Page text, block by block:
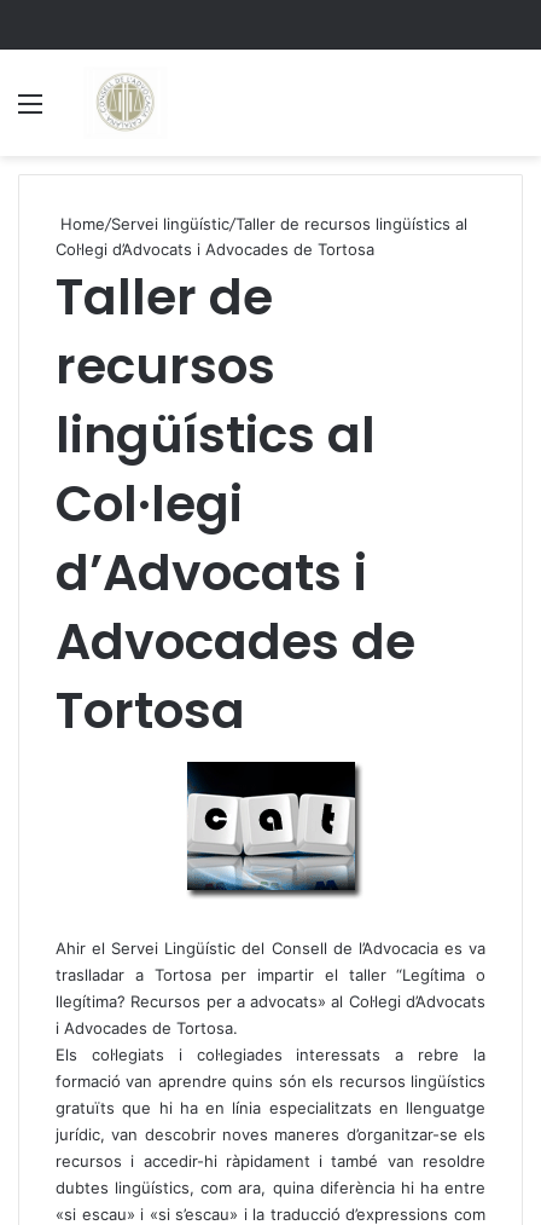
Home/Servei lingüístic/Taller de recursos lingüístics al
Col·legi d’Advocats i Advocades de Tortosa
Taller de
recursos
lingüístics al
Col·legi
d’Advocats i
Advocades de
Tortosa
Ahir el Servei Lingüístic del Consell de l’Advocacia es va
traslladar a Tortosa per impartir el taller “Legítima o
llegítima? Recursos per a advocats» al Col·legi d’Advocats
i Advocades de Tortosa.
Els col·legiats i col·legiades interessats a rebre la
formació van aprendre quins són els recursos lingüístics
gratuïts que hi ha en línia especialitzats en llenguatge
jurídic, van descobrir noves maneres d’organitzar-se els
recursos i accedir-hi ràpidament i també van resoldre
dubtes lingüístics, com ara, quina diferència hi ha entre
«si escau» i «si s’escau» i la traducció d’expressions com